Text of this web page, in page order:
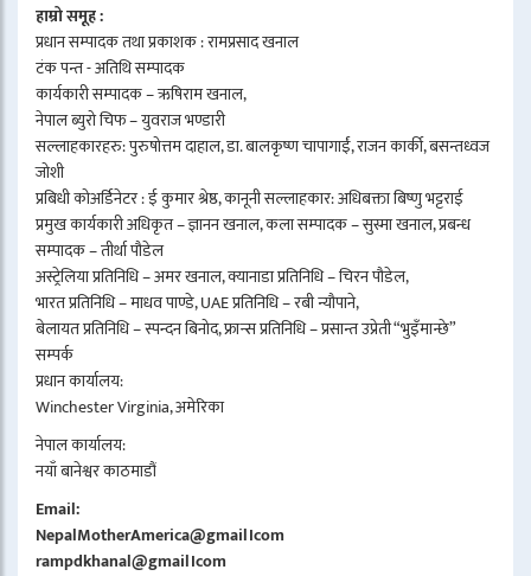
हाम्रो समूह :
प्रधान सम्पादक तथा प्रकाशक : रामप्रसाद खनाल
टंक पन्त - अतिथि सम्पादक
कार्यकारी सम्पादक – ऋषिराम खनाल,
नेपाल ब्युरो चिफ – युवराज भण्डारी
सल्लाहकारहरु: पुरुषोत्तम दाहाल, डा. बालकृष्ण चापागाईं, राजन कार्की, बसन्तध्वज
जोशी
प्रबिधी कोअर्डिनेटर : ई कुमार श्रेष्ठ, कानूनी सल्लाहकार: अधिबक्ता बिष्णु भट्टराई
प्रमुख कार्यकारी अधिकृत – ज्ञानन खनाल, कला सम्पादक – सुस्मा खनाल, प्रबन्ध
सम्पादक – तीर्था पौडेल
अस्ट्रेलिया प्रतिनिधि – अमर खनाल, क्यानाडा प्रतिनिधि – चिरन पौडेल,
भारत प्रतिनिधि – माधव पाण्डे, UAE प्रतिनिधि – रबी न्यौपाने,
बेलायत प्रतिनिधि – स्पन्दन बिनोद, फ्रान्स प्रतिनिधि – प्रसान्त उप्रेती “भुइँमान्छे”
सम्पर्क
प्रधान कार्यालय:
Winchester Virginia, अमेरिका
नेपाल कार्यालय:
नयाँ बानेश्वर काठमाडौं
Email:
NepalMotherAmerica@gmail।com
rampdkhanal@gmail।com